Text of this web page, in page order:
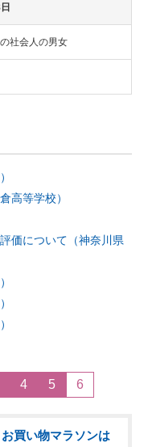
社会人の男女
高等学校）
価について（神奈川県
4 5 6
お買い物マラソンは